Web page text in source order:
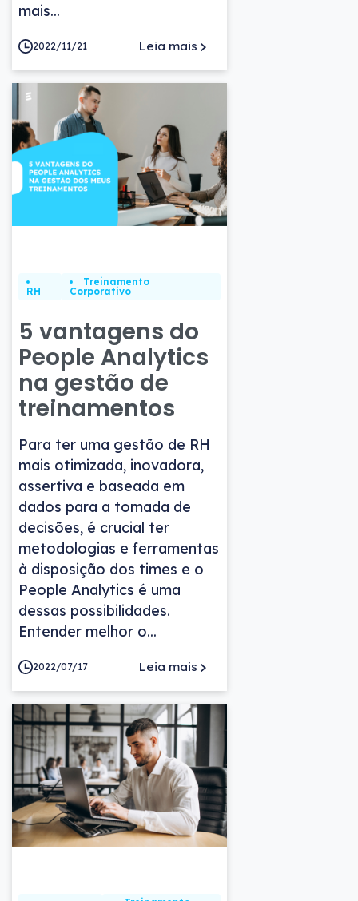
mais...
2022/11/21 Leia mais
RH
Treinamento
Corporativo
5 vantagens do
People Analytics
na gestão de
treinamentos
Para ter uma gestão de RH
mais otimizada, inovadora,
assertiva e baseada em
dados para a tomada de
decisões, é crucial ter
metodologias e ferramentas
à disposição dos times e o
People Analytics é uma
dessas possibilidades.
Entender melhor o...
2022/07/17 Leia mais